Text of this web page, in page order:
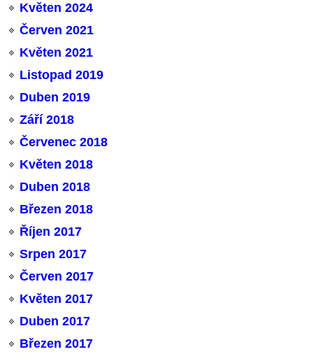
Květen 2024
Červen 2021
Květen 2021
Listopad 2019
Duben 2019
Září 2018
Červenec 2018
Květen 2018
Duben 2018
Březen 2018
Říjen 2017
Srpen 2017
Červen 2017
Květen 2017
Duben 2017
Březen 2017